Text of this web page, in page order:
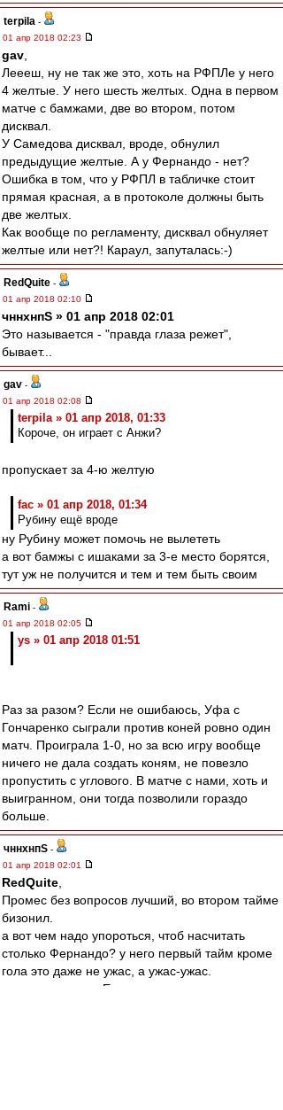
terpila -
01 апр 2018 02:23
gav
Леееш, ну не так же это, хоть на РФПЛе у него
4 желтые. У него шесть желтых. Одна в первом
матче с бамжами, две во втором, потом
дисквал.
У Самедова дисквал, вроде, обнулил
предыдущие желтые. А у Фернандо - нет?
Ошибка в том, что у РФПЛ в табличке стоит
прямая красная, а в протоколе должны быть
две желтых.
Как вообще по регламенту, дисквал обнуляет
желтые или нет?! Караул, запуталась:-)
RedQuite -
01 апр 2018 02:10
чннхнпS » 01 апр 2018 02:01
Это называется - "правда глаза режет",
бывает...
gav -
01 апр 2018 02:08
terpila » 01 апр 2018, 01:33
Короче, он играет с Анжи?
пропускает за 4-ю желтую
fac » 01 апр 2018, 01:34
Рубину ещё вроде
ну Рубину может помочь не вылететь
а вот бамжы с ишаками за 3-е место борятся,
тут уж не получится и тем и тем быть своим
Rami -
01 апр 2018 02:05
ys » 01 апр 2018 01:51
Раз за разом? Если не ошибаюсь, Уфа с
Гончаренко сыграли против коней ровно один
матч. Проиграла 1-0, но за всю игру вообще
ничего не дала создать коням, не повезло
пропустить с углового. В матче с нами, хоть и
выигранном, они тогда позволили гораздо
больше.
чннхнпS -
01 апр 2018 02:01
RedQuite
Промес без вопросов лучший, во втором тайме
бизонил.
а вот чем надо упороться, чтоб насчитать
столько Фернандо? у него первый тайм кроме
гола это даже не ужас, а ужас-ужас.
судя по оценкам Ещенко, значится, косячил. и